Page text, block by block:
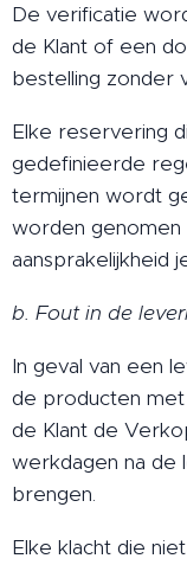
De verificatie
de Klant of een
bestelling zonder
Elke reservering
gedefinieerde
termijnen wordt
worden
aansprakelijkheid
b. Fout in de
In geval van een
de producten
de Klant de
werkdagen na de
brengen.
Elke klacht die